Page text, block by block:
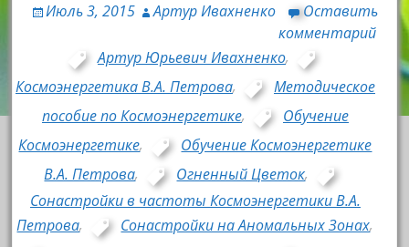
Июль 3, 2015 Артур Ивахненко
Оставить
комментарий
Артур Юрьевич Ивахненко,
Космоэнергетика В.А. Петрова,
Методическое
пособие по Космоэнергетике,
Обучение
Космоэнергетике,
Обучение Космоэнергетике
В.А. Петрова, Огненный Цветок,
Сонастройки в частоты Космоэнергетики В.А.
Петрова, Сонастройки на Аномальных Зонах,